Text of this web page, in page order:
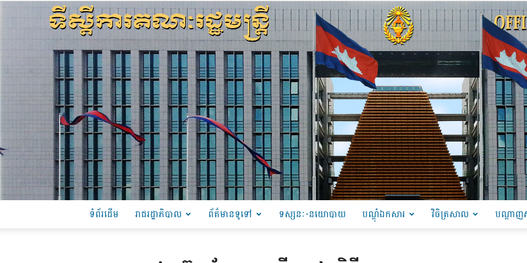
ទំព័រដើម រាជរដ្ឋាភិបាល ព័ត៌មានទូទៅ ទស្សនៈ-នយោបាយ បណ្ដុំឯកសារ វិចិត្រសាល បណ្តាញ